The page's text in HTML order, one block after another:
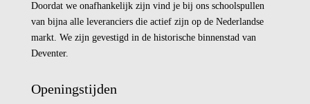
Doordat we onafhankelijk zijn vind je bij ons schoolspullen
van bijna alle leveranciers die actief zijn op de Nederlandse
markt. We zijn gevestigd in de historische binnenstad van
Deventer.
Openingstijden